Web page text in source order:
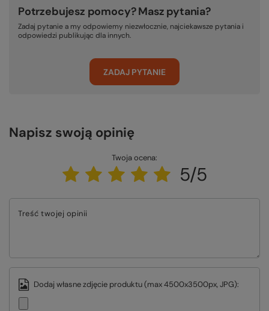
Potrzebujesz pomocy? Masz pytania?
Zadaj pytanie a my odpowiemy niezwłocznie, najciekawsze pytania i
odpowiedzi publikując dla innych.
ZADAJ PYTANIE
Napisz swoją opinię
Twoja ocena:
5/5
Treść twojej opinii
Dodaj własne zdjęcie produktu (max 4500x3500px, JPG):